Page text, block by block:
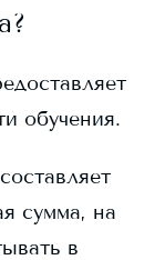
?
обучения.
сумма, на
в